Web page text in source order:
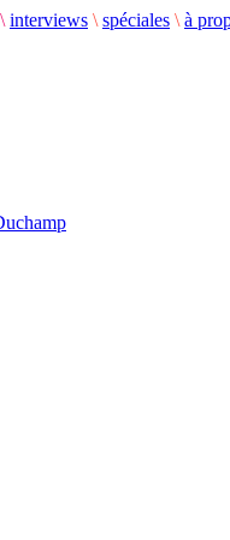
\ interviews \ spéciales \ à